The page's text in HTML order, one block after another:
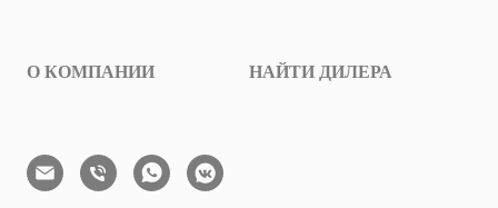
О КОМПАНИИ НАЙТИ ДИЛЕРА